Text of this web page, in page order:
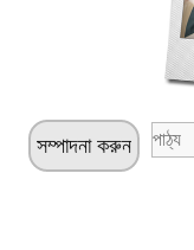
সম্পাদনা করুন